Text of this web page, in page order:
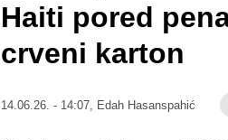
Haiti pored
crveni karton
14.06.26. - 14:07, Edah Hasanspahić